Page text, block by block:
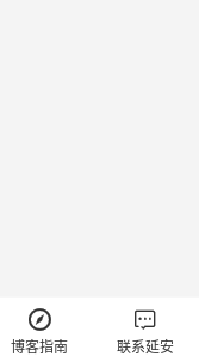

博客指南

联系延安